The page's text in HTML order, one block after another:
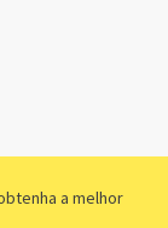
a melhor